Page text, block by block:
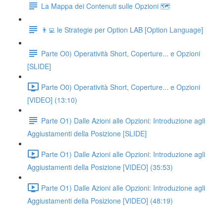
La Mappa dei Contenuti sulle Opzioni 🗺
👨‍💻 le Strategie per Option LAB [Option Language]
Parte O0) Operatività Short, Coperture... e Opzioni
[SLIDE]
Parte O0) Operatività Short, Coperture... e Opzioni
[VIDEO] (13:10)
Parte O1) Dalle Azioni alle Opzioni: Introduzione agli
Aggiustamenti della Posizione [SLIDE]
Parte O1) Dalle Azioni alle Opzioni: Introduzione agli
Aggiustamenti della Posizione [VIDEO] (35:53)
Parte O1) Dalle Azioni alle Opzioni: Introduzione agli
Aggiustamenti della Posizione [VIDEO] (48:19)